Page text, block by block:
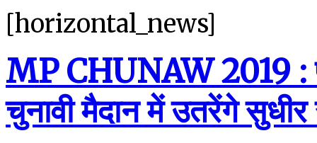
[horizontal_news]
MP CHUNAW 2019 :
चुनावी मैदान में उतरेंगे सुधीर